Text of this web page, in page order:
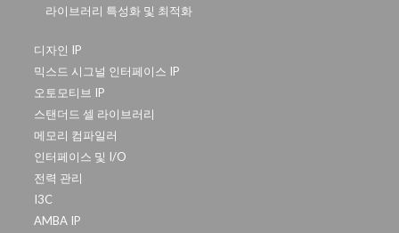
라이브러리 특성화 및 최적화
디자인 IP
믹스드 시그널 인터페이스 IP
오토모티브 IP
스탠더드 셀 라이브러리
메모리 컴파일러
인터페이스 및 I/O
전력 관리
I3C
AMBA IP